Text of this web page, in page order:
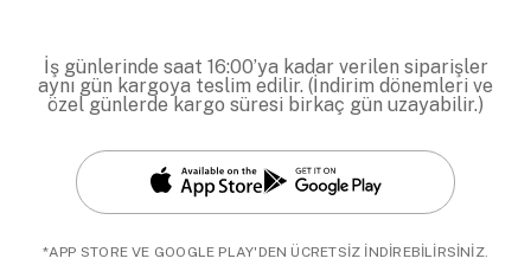
İş günlerinde saat 16:00’ya kadar verilen siparişler
aynı gün kargoya teslim edilir. (İndirim dönemleri ve
özel günlerde kargo süresi birkaç gün uzayabilir.)
*APP STORE VE GOOGLE PLAY'DEN ÜCRETSİZ İNDİREBİLİRSİNİZ.